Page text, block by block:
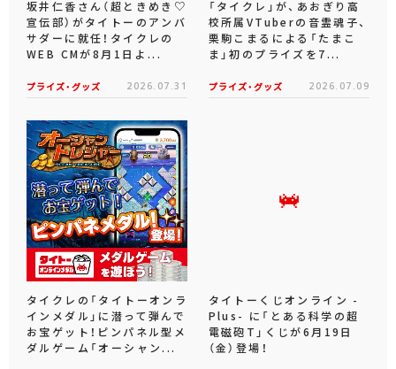
坂井仁香さん（超ときめき♡
宣伝部）がタイトーのアンバ
サダーに就任！タイクレの
WEB CMが8月1日よ...
プライズ・グッズ 2026.07.31
「タイクレ」が、あおぎり高
校所属VTuberの音霊魂子、
栗駒こまるによる「たまこ
ま」初のプライズを7...
プライズ・グッズ 2026.07.09
タイクレの「タイトーオンラ
インメダル」に潜って弾んで
お宝ゲット！ピンパネル型メ
ダルゲーム「オーシャン...
タイトーくじオンライン -
Plus- に「とある科学の超
電磁砲T」くじが6月19日
（金）登場！